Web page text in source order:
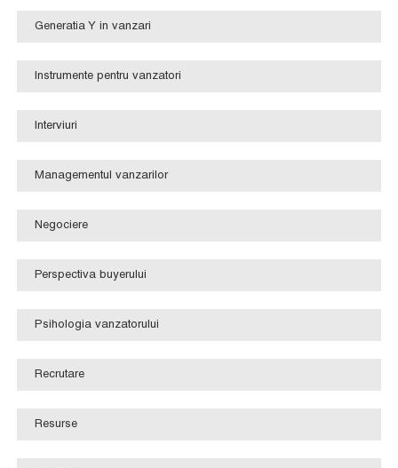
Generatia Y in vanzari
Instrumente pentru vanzatori
Interviuri
Managementul vanzarilor
Negociere
Perspectiva buyerului
Psihologia vanzatorului
Recrutare
Resurse